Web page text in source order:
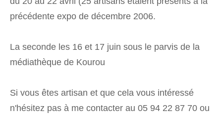
précédente expo de décembre 2006.
La seconde les 16 et 17 juin sous le parvis de la
médiathèque de Kourou
Si vous êtes artisan et que cela vous intéressé
n'hésitez pas à me contacter au 05 94 22 87 70 ou